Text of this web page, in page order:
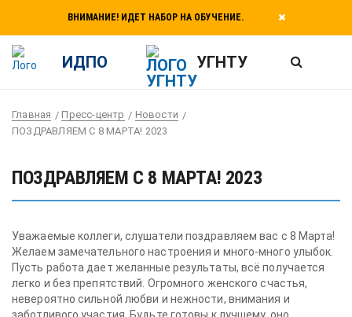
ВНИМАНИЕ! ИДЕТ НАБОР НА ОБУЧЕНИЕ.
ИДПО УГНТУ
Главная Пресс-центр
Новости
ПОЗДРАВЛЯЕМ С 8 МАРТА! 2023
ПОЗДРАВЛЯЕМ С 8 МАРТА! 2023
Уважаемые коллеги, слушатели поздравляем вас с 8 Марта!
Желаем замечательного настроения и много-много улыбок.
Пусть работа дает желанные результаты, всё получается
легко и без препятствий. Огромного женского счастья,
невероятно сильной любви и нежности, внимания и